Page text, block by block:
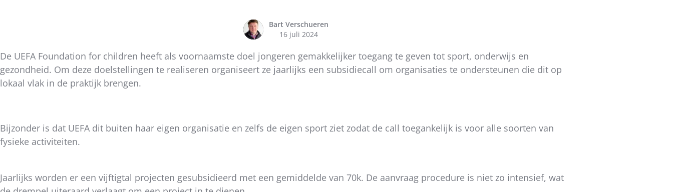
Bart Verschueren
16 juli 2024
De UEFA Foundation for children heeft als voornaamste doel jongeren gemakkelijker toegang te geven tot sport, onderwijs en
gezondheid. Om deze doelstellingen te realiseren organiseert ze jaarlijks een subsidiecall om organisaties te ondersteunen die dit op
lokaal vlak in de praktijk brengen.
Bijzonder is dat UEFA dit buiten haar eigen organisatie en zelfs de eigen sport ziet zodat de call toegankelijk is voor alle soorten van
fysieke activiteiten.
Jaarlijks worden er een vijftigtal projecten gesubsidieerd met een gemiddelde van 70k. De aanvraag procedure is niet zo intensief, wat
dit